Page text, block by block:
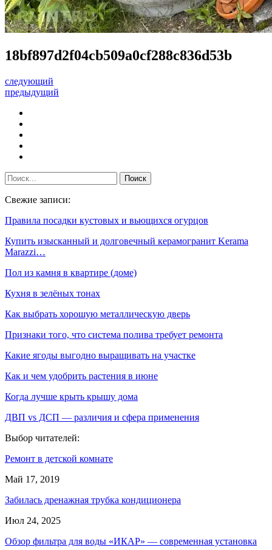
18bf897d2f04cb509a0cf288c836d53b
следующий
предыдущий
Свежие записи:
Правила посадки кустовых и вьющихся огурцов
Купить изысканный и долговечный керамогранит Kerama
Marazzi…
Пол из камня в квартире (доме)
Кухня в зелёных тонах
Как выбрать хорошую металлическую дверь
Признаки того, что система полива требует ремонта
Какие ягоды выгодно выращивать на участке
Как и чем удобрить растения в июне
Когда лучше крыть крышу дома
ДВП vs ДСП — различия и сфера применения
Выбор читателей:
Ремонт в детской комнате
Май 17, 2019
Забилась дренажная трубка кондиционера
Июл 24, 2025
Обзор фильтра для воды «ИКАР» — современная установка